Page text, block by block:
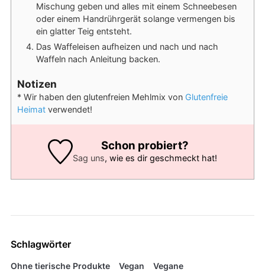
Mischung geben und alles mit einem Schneebesen
oder einem Handrührgerät solange vermengen bis
ein glatter Teig entsteht.
Das Waffeleisen aufheizen und nach und nach
Waffeln nach Anleitung backen.
Notizen
* Wir haben den glutenfreien Mehlmix von Glutenfreie
Heimatverwendet!
Schon probiert?
Sag uns, wie es dir geschmeckt hat!
Schlagwörter
Ohne tierische Produkte Vegan
Vegane